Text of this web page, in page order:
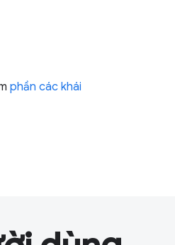
phần các khái